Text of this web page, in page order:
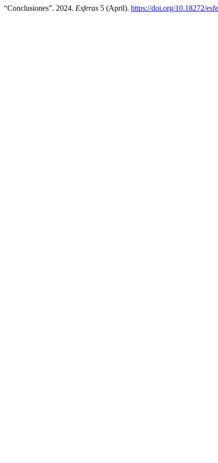
“Conclusiones”. 2024. Esferas 5 (April). https://doi.org/10.18272/